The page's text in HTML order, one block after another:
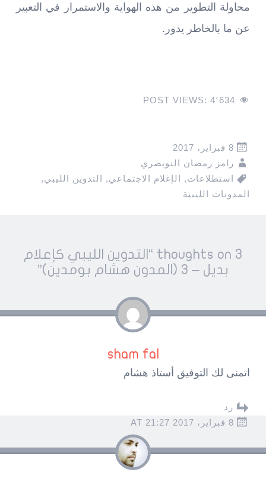
محاولة التطوير من هذه الهواية والاستمرار في التعبير
عن ما بالخاطر يدور.
POST VIEWS: 4٬634
8 فبراير، 2017
رامز رمضان النويصري
استطلاعات, الإغلام الاجتماعي, التدوين الليبي,
المدونات الليبية
Post
navigation
3 thoughts on “
التدوين الليبي كإعلام
بديل – 3 (المدون هشام بومدين)
”
sham fal
اتمنى لك التوفيق أستاذ هشام
رد
8 فبراير، 2017 AT 21:27